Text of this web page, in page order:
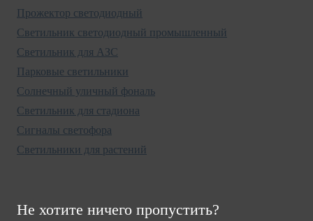
Прожектор светодиодный
Светильник светодиодный промышленный
Светильник для АЗС
Парковые светильники
Солнечный уличный фональ
Светильник для стадиона
Сигналы светофора
Светильники для растений
Не хотите ничего пропустить?